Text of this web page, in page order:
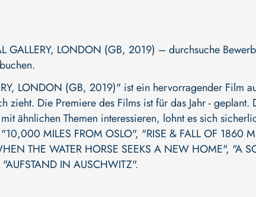
GALLERY, LONDON (GB, 2019) – durchsuche
LONDON (GB, 2019)" ist ein hervorragender Film
zieht. Die Premiere des Films ist für das Jahr -
ähnlichen Themen interessieren, lohnt es sich
"10,000 MILES FROM OSLO", "RISE & FALL OF 1860
THE WATER HORSE SEEKS A NEW HOME", "A
"AUFSTAND IN AUSCHWITZ".